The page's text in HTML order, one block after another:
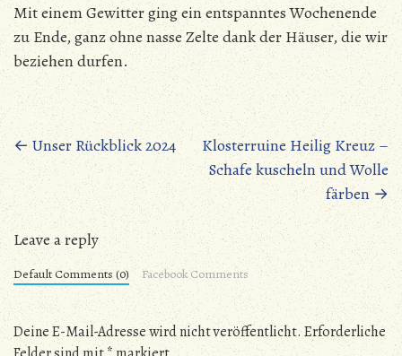
Mit einem Gewitter ging ein entspanntes Wochenende
zu Ende, ganz ohne nasse Zelte dank der Häuser, die wir
beziehen durfen.
Beitragsnavigation
← Unser Rückblick 2024
Klosterruine Heilig Kreuz –
Schafe kuscheln und Wolle
färben →
Leave a reply
Default Comments (0) Facebook Comments
Deine E-Mail-Adresse wird nicht veröffentlicht.Erforderliche